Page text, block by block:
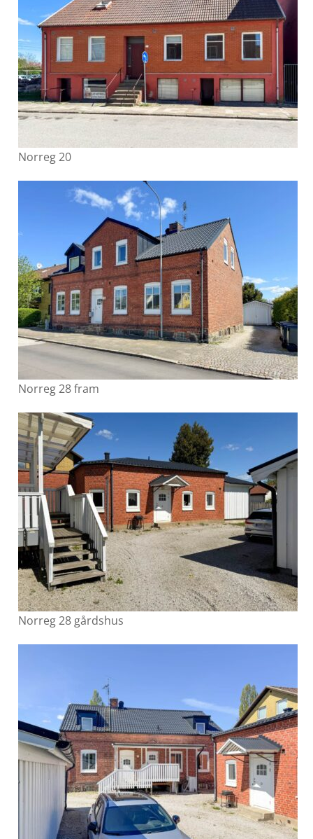
Norreg 20
Norreg 28 fram
Norreg 28 gårdshus